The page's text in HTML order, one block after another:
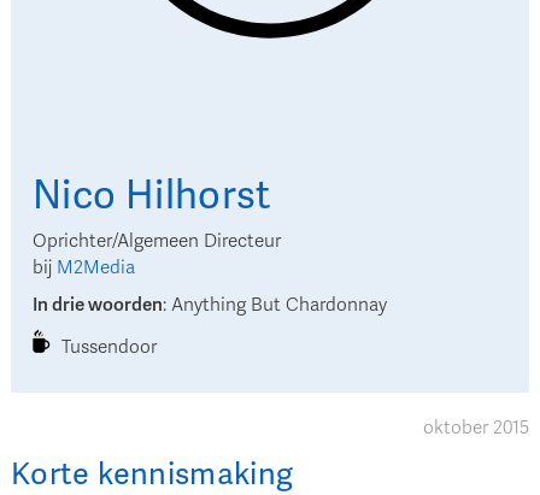
Nico Hilhorst
Oprichter/Algemeen Directeur
bij M2Media
In drie woorden: Anything But Chardonnay
Tussendoor
oktober 2015
Korte kennismaking